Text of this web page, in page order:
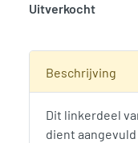
Uitverkocht
Beschrijving
Dit linkerdeel
dient